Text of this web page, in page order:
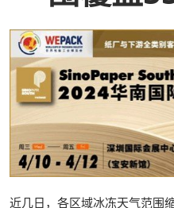
近几日，各区域冰冻天气范围